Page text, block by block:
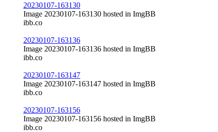
20230107-163130
Image 20230107-163130 hosted in ImgBB
ibb.co
20230107-163136
Image 20230107-163136 hosted in ImgBB
ibb.co
20230107-163147
Image 20230107-163147 hosted in ImgBB
ibb.co
20230107-163156
Image 20230107-163156 hosted in ImgBB
ibb.co